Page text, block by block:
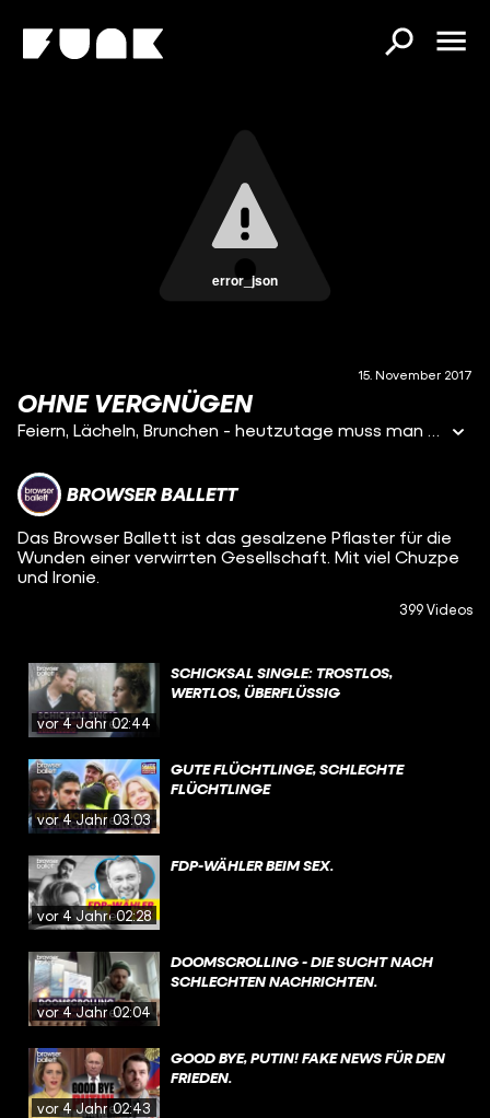
error_json
15. November 2017
OHNE VERGNÜGEN
Feiern, Lächeln, Brunchen - heutzutage muss man viel machen, um glücklich zu sein. Für alle, die da nicht mithalten wollen, gibt es ab heute "Ohne Vergnügen“ - Das neue Lowlifestyle Magazin für Pessimisten und prekär Beschäftigten.
BROWSER BALLETT
Das Browser Ballett ist das gesalzene Pflaster für die
Wunden einer verwirrten Gesellschaft. Mit viel Chuzpe
und Ironie.
399 Videos
vor 4 Jahren02:44
SCHICKSAL SINGLE: TROSTLOS,
WERTLOS, ÜBERFLÜSSIG
vor 4 Jahren03:03
GUTE FLÜCHTLINGE, SCHLECHTE
FLÜCHTLINGE
vor 4 Jahren02:28
FDP-WÄHLER BEIM SEX.
vor 4 Jahren02:04
DOOMSCROLLING - DIE SUCHT NACH
SCHLECHTEN NACHRICHTEN.
vor 4 Jahren02:43
GOOD BYE, PUTIN! FAKE NEWS FÜR DEN
FRIEDEN.